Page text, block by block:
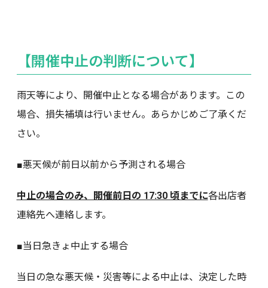
【開催中止の判断について】
雨天等により、開催中止となる場合があります。この
場合、損失補填は行いません。あらかじめご了承くだ
さい。
■悪天候が前日以前から予測される場合
中止の場合のみ、開催前日の 17:30 頃までに各出店者
連絡先へ連絡します。
■当日急きょ中止する場合
当日の急な悪天候・災害等による中止は、決定した時